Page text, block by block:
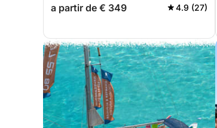
a partir de € 349 4.9 (27)